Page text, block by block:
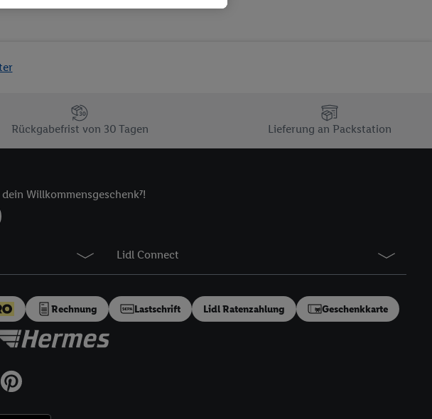
Rückgabefrist von 30 Tagen Lieferung an Packstation
Willkommensgeschenk⁷!
Lidl Connect
Rechnung Lastschrift Lidl Ratenzahlung Geschenkkarte
hinweg einschließlich dem Speichern von
von Angeboten sowie zur technischen
Adresse von uns in gemeinsamer
um daraus eine spezielle Online-Kennung
beschriebene Utiq-Kennung verwenden
Ihre in einen Hashwert umgewandelte E-Mail-
ob die Technologie für Sie verfügbar ist.
der anhand der IP-Adresse und einer
werden, die von Dritten betrieben
Sie können Ihre Einwilligung speziell zur
Ihre Einwilligung generell zu
oder über „Anpassen“/„Nutzung der
am unteren Ende dieser Einwilligung (nur für
von Utiq